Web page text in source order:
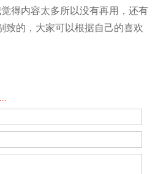
得内容太多所以没有再用，还有
致的，大家可以根据自己的喜欢